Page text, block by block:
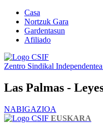
Casa
Nortzuk Gara
Gardentasun
Afiliado
Zentro Sindikal
Las Palmas -
NABIGAZIOA
EUSKARA